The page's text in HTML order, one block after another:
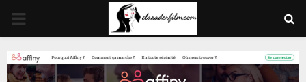
PRIMARY
MENU